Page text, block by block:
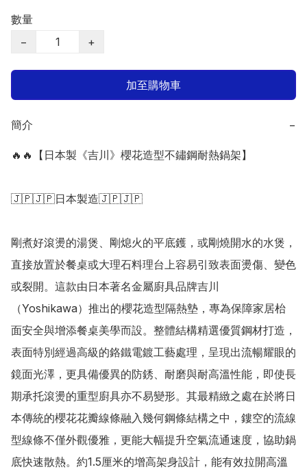
數量
−
+
加至購物車
簡介 −
🔥🔥【日本製《吉川》櫻花造型不鏽鋼耐熱鍋架】
🇯🇵🇯🇵日本製造🇯🇵🇯🇵
剛煮好滾燙的湯煲、剛熄火的平底鑊，或剛燒開水的水煲，
直接放置於餐桌或大理石料理台上容易引致表面燙傷、變色
或裂開。這款由日本著名金屬廚具品牌吉川
（Yoshikawa）推出的櫻花造型隔熱墊，專為保障家居枱
面安全與增添餐桌美學而設。整體結構精選優質鋼材打造，
表面特別經過高級的鉻鐵電鍍工藝處理，呈現出流暢耀眼的
鏡面光澤，更具備優異的防銹、耐磨與耐高溫性能，即使長
期承托滾燙的重型廚具亦不易變形。其最精緻之處在於將日
本傳統的櫻花花瓣線條融入幾何鋼條結構之中，鏤空的流線
型線條不僅外觀優雅，更能大幅提升空氣流通速度，協助鍋
底快速散熱。約1.5厘米的增高架身設計，能有效拉開高溫